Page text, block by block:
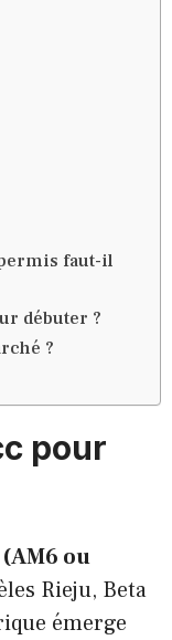
faut-il
débuter ?
?
pour
ou
Rieju, Beta
émerge